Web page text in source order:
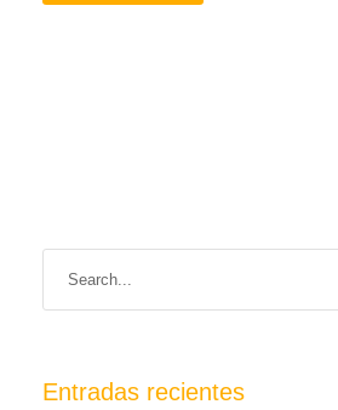
Entradas recientes